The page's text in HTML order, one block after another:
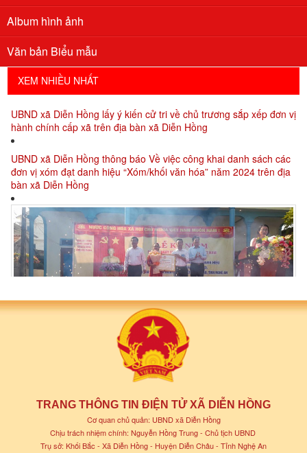
Album hình ảnh
Văn bản Biểu mẫu
XEM NHIỀU NHẤT
Xã Diễn Hồng thông báo lấy ý kiến cử tri về việc đổi tên đơn vị
UBND xã Diễn Hồng lấy ý kiến cử tri về chủ trương sắp xếp đơn vị
hành chính cấp xã trên địa bàn xã Diễn Hồng
UBND xã Diễn Hồng thông báo Về việc công khai danh sách các
đơn vị xóm đạt danh hiệu “Xóm/khối văn hóa” năm 2024 trên địa
bàn xã Diễn Hồng
Lễ Công bố Quyết định danh hiệu khu dân cư văn hóa Xóm Hoa
Thành, xã Diễn Hồng và Kỷ niệm 94 năm ngày thành lập Mặt trận
dân tộc thống nhất Việt Nam (18/11/1930-18/11/2024)
TRANG THÔNG TIN ĐIỆN TỬ XÃ DIỄN HỒNG
Cơ quan chủ quản: UBND xã Diễn Hồng
Chịu trách nhiệm chính: Nguyễn Hồng Trung - Chủ tịch UBND
Trụ sở: Khối Bắc - Xã Diễn Hồng - Huyện Diễn Châu - Tỉnh Nghệ An